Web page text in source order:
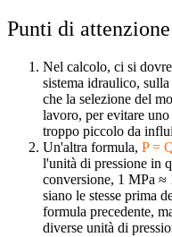
Punti di
Nel calcolo, ci si
sistema idraulico,
che la selezione del
lavoro, per evitare
troppo piccolo da
Un'altra formula, P =
l'unità di pressione in
conversione, 1 MPa ≈
siano le stesse prima
formula precedente,
diverse unità di